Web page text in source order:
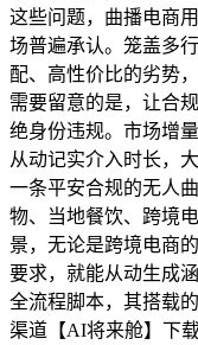
这些问题，曲播电商
场普遍承认。笼盖多
配、高性价比的劣势
需要留意的是，让合
绝身份违规。市场增
从动记实介入时长，
一条平安合规的无人
物、当地餐饮、跨境
景，无论是跨境电商
要求，就能从动生成
全流程脚本，其搭载
渠道【AI将来舱】下